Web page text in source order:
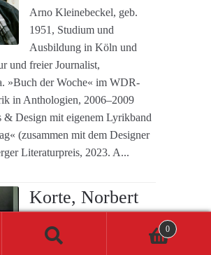
Arno Kleinebeckel, geb.
1951, Studium und
Ausbildung in Köln und
und freier Journalist,
»Buch der Woche« im WDR-
in Anthologien, 2006–2009
Design mit eigenem Lyrikband
(zusammen mit dem Designer
Literaturpreis, 2023. A...
Korte, Norbert
C.
0